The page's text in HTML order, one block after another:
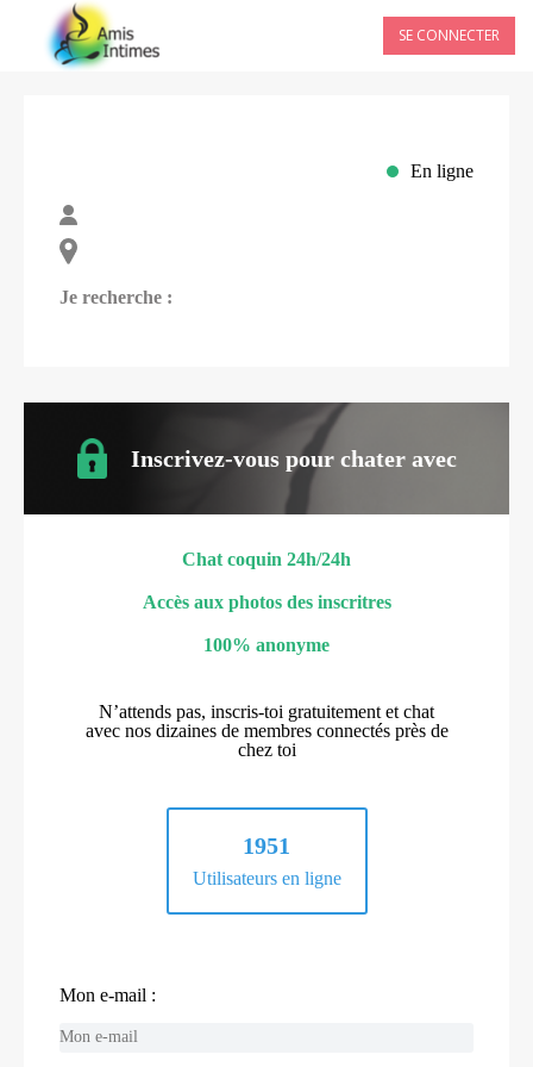
SE CONNECTER
En ligne
Je recherche :
Inscrivez-vous pour chater avec
Chat coquin 24h/24h
Accès aux photos des inscritres
100% anonyme
N’attends pas, inscris-toi gratuitement et chat
avec nos dizaines de membres connectés près de
chez toi
1951
Utilisateurs en ligne
Mon e-mail :